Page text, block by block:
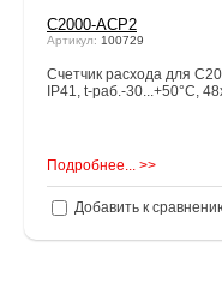
С2000-АСР2
Артикул: 100729
Счетчик расхода для
IP41, t-раб.-30...+50°С,
Подробнее... >>
Добавить к